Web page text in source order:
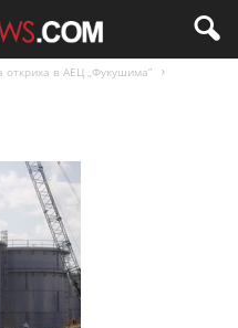
откриха в АЕЦ „Фукушима”